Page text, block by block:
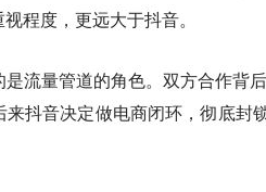
程度，更远大于抖音。
流量管道的角色。双方合作背
抖音决定做电商闭环，彻底封